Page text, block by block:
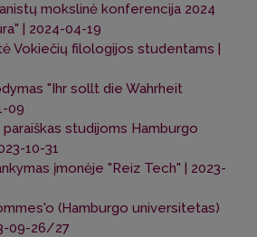
mokslinė konferencija 2024
| 2024-04-19
Vokiečių filologijos studentams |
"Ihr sollt die Wahrheit
09
studijoms Hamburgo
10-31
įmonėje "Reiz Tech" | 2023-
(Hamburgo universitetas)
09-26/27